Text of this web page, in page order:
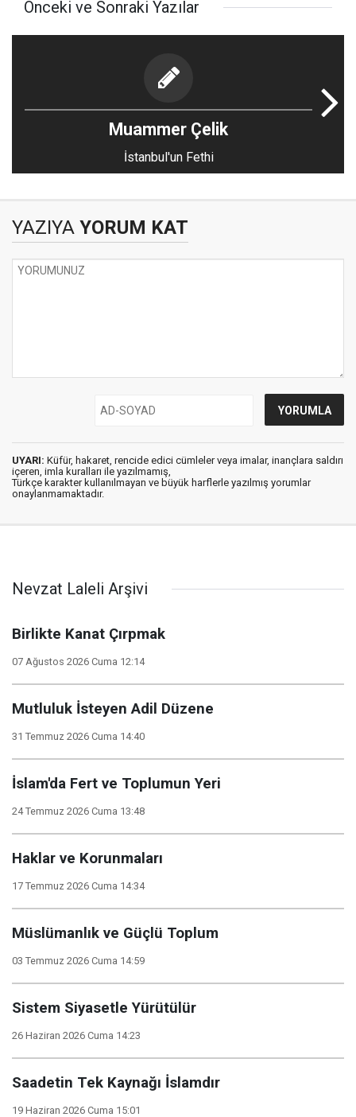
Önceki ve Sonraki Yazılar
Muammer Çelik
İstanbul'un Fethi
YAZIYA YORUM KAT
UYARI: Küfür, hakaret, rencide edici cümleler veya imalar, inançlara saldırı
içeren, imla kuralları ile yazılmamış,
Türkçe karakter kullanılmayan ve büyük harflerle yazılmış yorumlar
onaylanmamaktadır.
Nevzat Laleli Arşivi
Birlikte Kanat Çırpmak
07 Ağustos 2026 Cuma 12:14
Mutluluk İsteyen Adil Düzene
31 Temmuz 2026 Cuma 14:40
İslam'da Fert ve Toplumun Yeri
24 Temmuz 2026 Cuma 13:48
Haklar ve Korunmaları
17 Temmuz 2026 Cuma 14:34
Müslümanlık ve Güçlü Toplum
03 Temmuz 2026 Cuma 14:59
Sistem Siyasetle Yürütülür
26 Haziran 2026 Cuma 14:23
Saadetin Tek Kaynağı İslamdır
19 Haziran 2026 Cuma 15:01